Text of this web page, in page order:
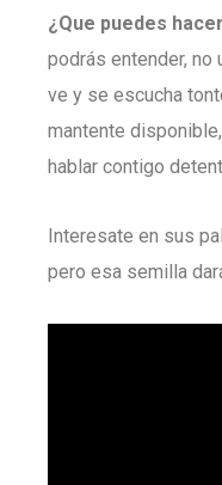
¿Que puedes
podrás entender, no
ve y se escucha
mantente
hablar contigo
Interesate en sus
pero esa semilla